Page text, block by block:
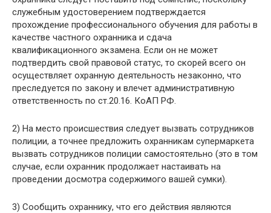
служебным удостоверением подтверждается
прохождение профессионального обучения для работы в
качестве частного охранника и сдача
квалификационного экзамена. Если он не может
подтвердить свой правовой статус, то скорей всего он
осуществляет охранную деятельность незаконно, что
преследуется по закону и влечет административную
ответственность по ст.20.16. КоАП РФ.
2) На место происшествия следует вызвать сотрудников
полиции, а точнее предложить охранникам супермаркета
вызвать сотрудников полиции самостоятельно (это в том
случае, если охранник продолжает настаивать на
проведении досмотра содержимого вашей сумки).
3) Сообщить охраннику, что его действия являются